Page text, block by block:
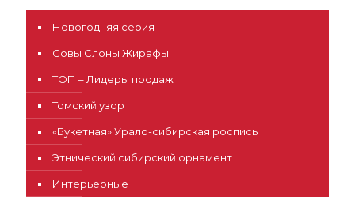
Новогодняя серия
Совы Слоны Жирафы
ТОП – Лидеры продаж
Томский узор
«Букетная» Урало-сибирская роспись
Этнический сибирский орнамент
Интерьерные